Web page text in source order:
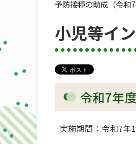
予防接種の助成（令和7
小児等イ
令和7年
実施期間：令和7年